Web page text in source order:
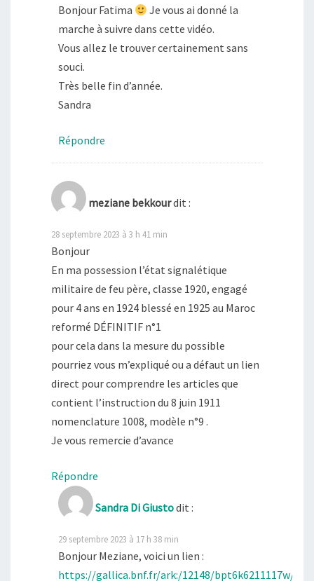
Bonjour Fatima
Je vous ai donné la
marche à suivre dans cette vidéo.
Vous allez le trouver certainement sans
souci.
Très belle fin d’année.
Sandra
Répondre
meziane bekkourdit :
28 septembre 2023 à 3 h 41 min
Bonjour
En ma possession l’état signalétique
militaire de feu père, classe 1920, engagé
pour 4 ans en 1924 blessé en 1925 au Maroc
reformé DÉFINITIF n°1
pour cela dans la mesure du possible
pourriez vous m’expliqué ou a défaut un lien
direct pour comprendre les articles que
contient l’instruction du 8 juin 1911
nomenclature 1008, modèle n°9 .
Je vous remercie d’avance
Répondre
Sandra Di Giustodit :
29 septembre 2023 à 17 h 38 min
Bonjour Meziane, voici un lien :
https://gallica.bnf.fr/ark:/12148/bpt6k6211117w/